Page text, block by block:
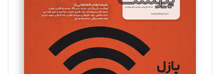
مینا پاکدل
یسنا امان‌پور